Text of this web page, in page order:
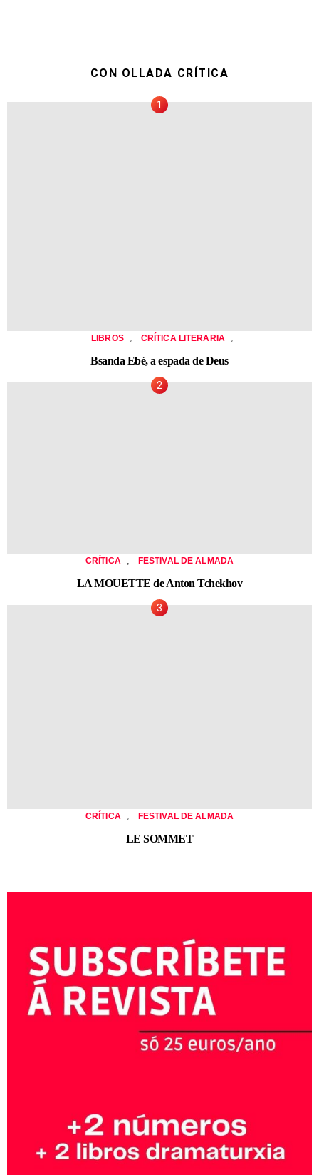
CON OLLADA CRÍTICA
LIBROS CRÍTICA LITERARIA
Bsanda Ebé, a espada de Deus
CRÍTICA FESTIVAL DE ALMADA
LA MOUETTE de Anton Tchekhov
CRÍTICA FESTIVAL DE ALMADA
LE SOMMET